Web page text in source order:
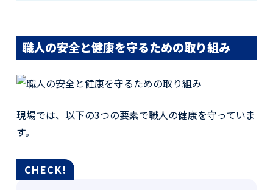
職人の安全と健康を守るための取り組み
現場では、以下の3つの要素で職人の健康を守っていま
す。